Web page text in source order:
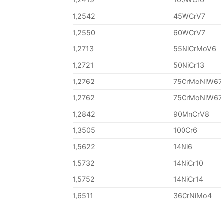
1,2542
45WCrV7
1,2550
60WCrV7
1,2713
55NiCrMoV6
1,2721
50NiCr13
1,2762
1,2762
1,2842
90MnCrV8
1,3505
100Cr6
1,5622
14Ni6
1,5732
14NiCr10
1,5752
14NiCr14
1,6511
36CrNiMo4